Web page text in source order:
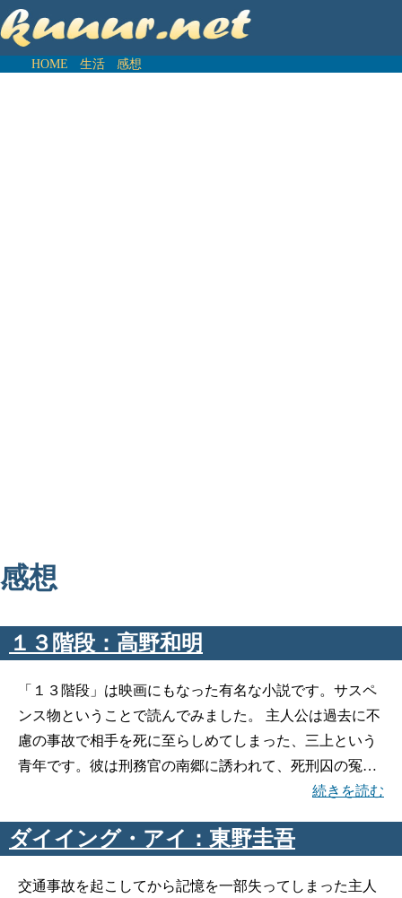
HOME 生活 感想
感想
１３階段：高野和明
「１３階段」は映画にもなった有名な小説です。サスペ
ンス物ということで読んでみました。 主人公は過去に不
慮の事故で相手を死に至らしめてしまった、三上という
青年です。彼は刑務官の南郷に誘われて、死刑囚の冤…
続きを読む
ダイイング・アイ：東野圭吾
交通事故を起こしてから記憶を一部失ってしまった主人